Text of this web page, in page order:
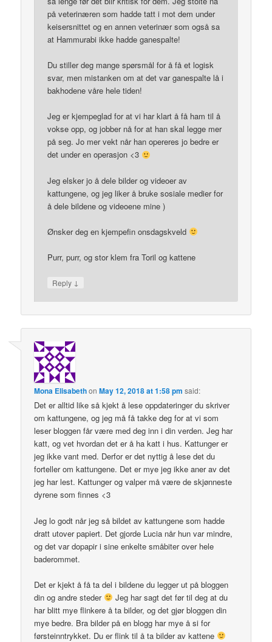
på veterinæren som hadde tatt i mot dem under
keisersnittet og en annen veterinær som også sa
at Hammurabi ikke hadde ganespalte!
Du stiller deg mange spørsmål for å få et logisk
svar, men mistanken om at det var ganespalte lå i
bakhodene våre hele tiden!
Jeg er kjempeglad for at vi har klart å få ham til å
vokse opp, og jobber nå for at han skal legge mer
på seg. Jo mer vekt når han opereres jo bedre er
det under en operasjon <3
Jeg elsker jo å dele bilder og videoer av
kattungene, og jeg liker å bruke sosiale medier for
å dele bildene og videoene mine )
Ønsker deg en kjempefin onsdagskveld
Purr, purr, og stor klem fra Toril og kattene
Reply ↓
Mona ElisabethonMay 12, 2018 at 1:58 pm said:
Det er alltid like så kjekt å lese oppdateringer du skriver
om kattungene, og jeg må få takke deg for at vi som
leser bloggen får være med deg inn i din verden. Jeg har
katt, og vet hvordan det er å ha katt i hus. Kattunger er
jeg ikke vant med. Derfor er det nyttig å lese det du
forteller om kattungene. Det er mye jeg ikke aner av det
jeg har lest. Kattunger og valper må være de skjønneste
dyrene som finnes <3
Jeg lo godt når jeg så bildet av kattungene som hadde
dratt utover papiert. Det gjorde Lucia når hun var mindre,
og det var dopapir i sine enkelte småbiter over hele
baderommet.
Det er kjekt å få ta del i bildene du legger ut på bloggen
din og andre steder
Jeg har sagt det før til deg at du
har blitt mye flinkere å ta bilder, og det gjør bloggen din
mye bedre. Bra bilder på en blogg har mye å si for
førsteinntrykket. Du er flink til å ta bilder av kattene